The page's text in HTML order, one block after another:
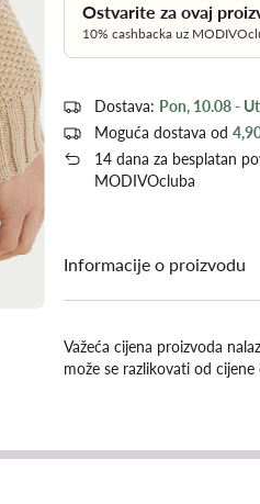
Ostvarite za ovaj
10% cashbacka uz
Dostava: Pon, 10.08 -
Moguća dostava od
14 dana za besplatan
MODIVOcluba
Informacije o proizvodu
Važeća cijena proizvoda
može se razlikovati od